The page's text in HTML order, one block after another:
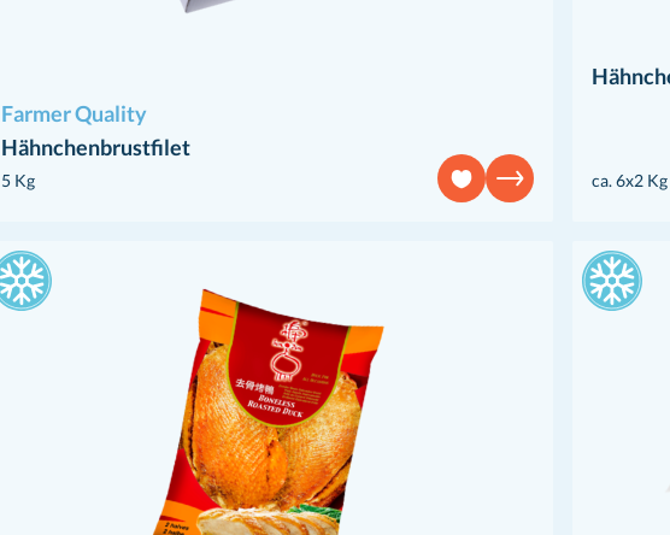
Farmer Quality
Hähnchenbrustfilet
5 Kg ca. 6x2 Kg